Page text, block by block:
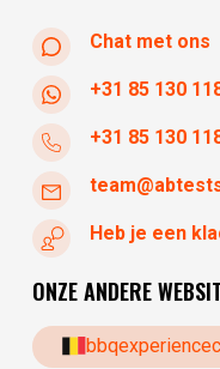
Chat met ons
+31 85 130
+31 85 130
Heb je een
ONZE ANDERE